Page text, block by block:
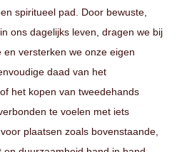
spiritueel pad. Door bewuste,
ons dagelijks leven, dragen we bij
versterken we onze eigen
daad van het
het kopen van tweedehands
te voelen met iets
plaatsen zoals bovenstaande,